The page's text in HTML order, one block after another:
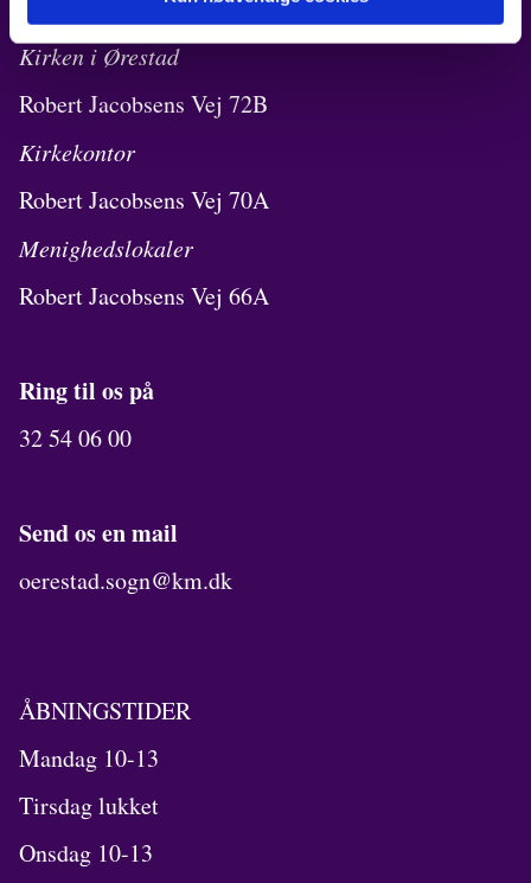
Kirken i Ørestad
Robert Jacobsens Vej 72B
Kirkekontor
Robert Jacobsens Vej 70A
Menighedslokaler
Robert Jacobsens Vej 66A
Ring til os på
32 54 06 00
Send os en mail
oerestad.sogn@km.dk
ÅBNINGSTIDER
Mandag 10-13
Tirsdag lukket
Onsdag 10-13